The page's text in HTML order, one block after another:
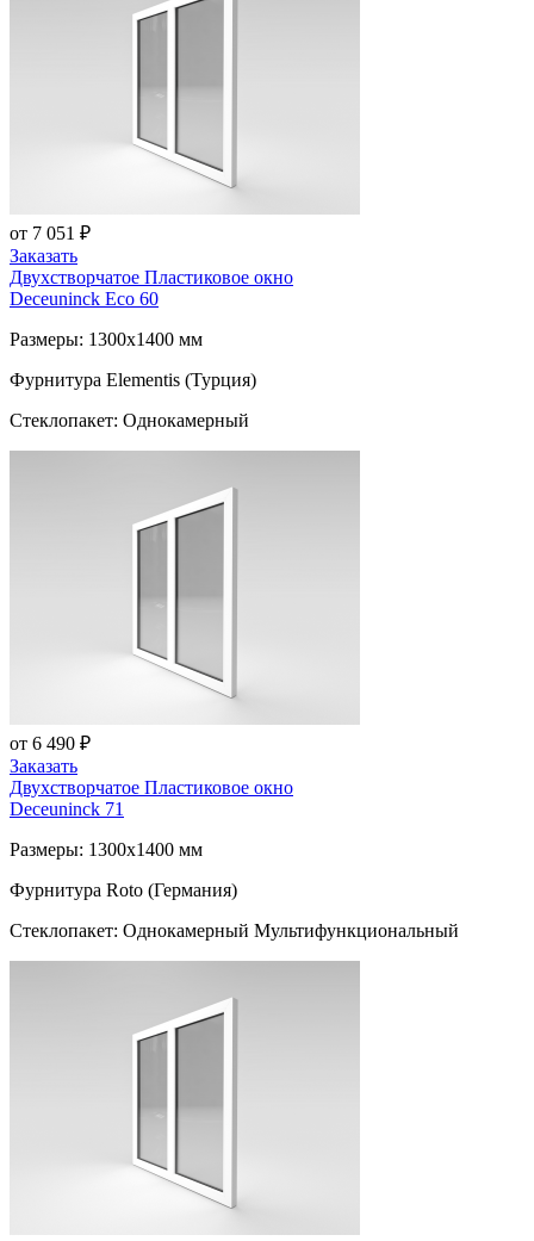
от 7 051 ₽
Заказать
Двухстворчатое Пластиковое окно
Deceuninck Eco 60
Размеры: 1300x1400 мм
Фурнитура Elementis (Турция)
Стеклопакет: Однокамерный
от 6 490 ₽
Заказать
Двухстворчатое Пластиковое окно
Deceuninck 71
Размеры: 1300x1400 мм
Фурнитура Roto (Германия)
Стеклопакет: Однокамерный Мультифункциональный